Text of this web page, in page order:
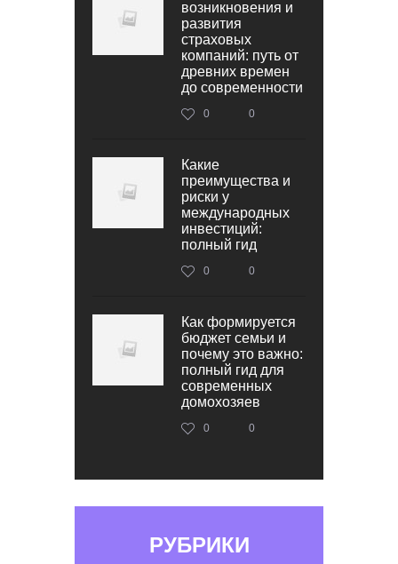
возникновения и
развития
страховых
компаний: путь от
древних времен
до современности
0 0
Какие
преимущества и
риски у
международных
инвестиций:
полный гид
0 0
Как формируется
бюджет семьи и
почему это важно:
полный гид для
современных
домохозяев
0 0
РУБРИКИ